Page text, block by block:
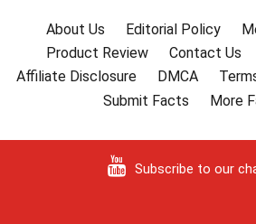
About Us Editorial Policy
Product Review
Contact Us
Affiliate Disclosure
DMCA
Submit Facts
More
Subscribe to our